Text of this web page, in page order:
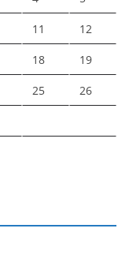
11 12
18 19
25 26